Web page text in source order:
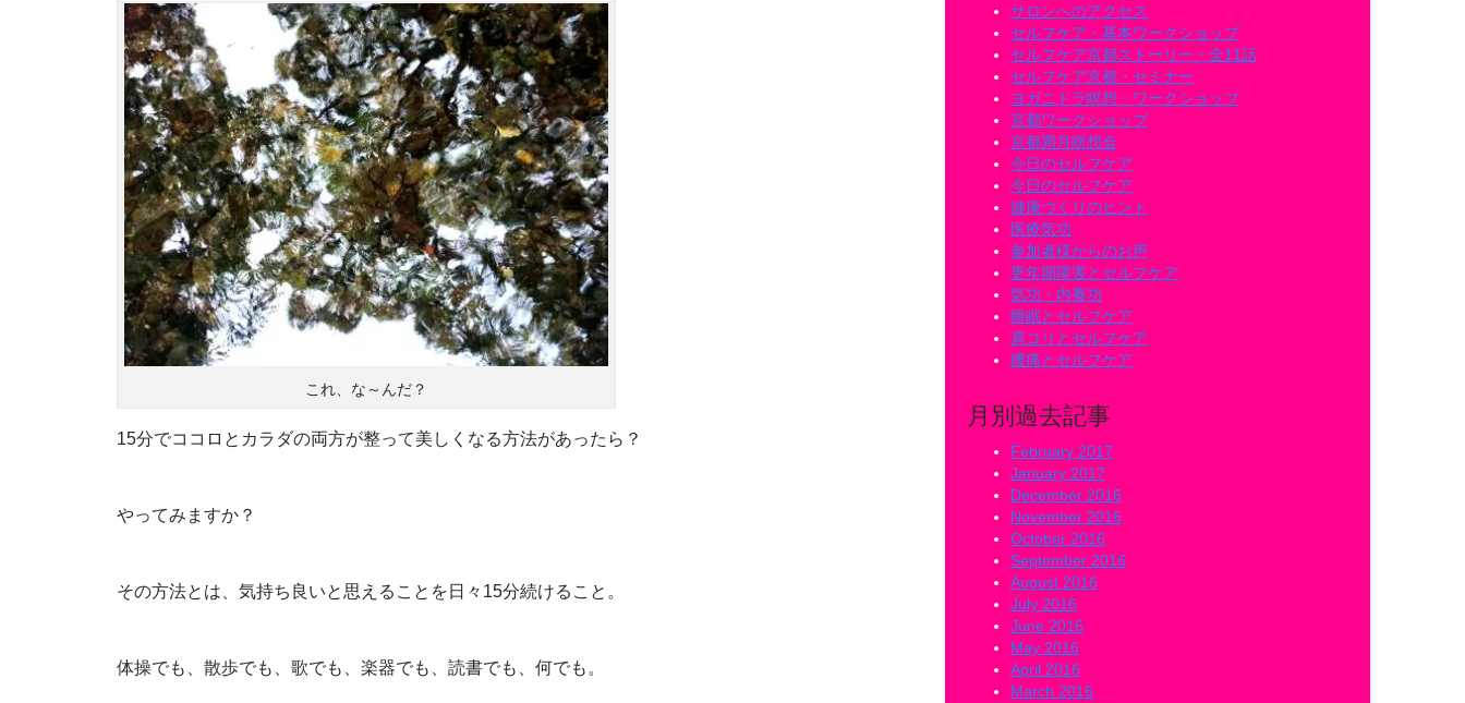
これ、な～んだ？
15分でココロとカラダの両方が整って美しくなる方法があったら？
やってみますか？
その方法とは、気持ち良いと思えることを日々15分続けること。
体操でも、散歩でも、歌でも、楽器でも、読書でも、何でも。
サロンへのアクセス
セルフケア・基本ワークショップ
セルフケア京都ストーリー・全11話
セルフケア京都・セミナー
ヨガニドラ瞑想・ワークショップ
京都ワークショップ
京都満月瞑想会
今日のセルフケア
今日のセルフケア
健康づくりのヒント
医療気功
参加者様からのお声
更年期障害とセルフケア
気功・内養功
睡眠とセルフケア
肩コリとセルフケア
腰痛とセルフケア
月別過去記事
February 2017
January 2017
December 2016
November 2016
October 2016
September 2016
August 2016
July 2016
June 2016
May 2016
April 2016
March 2016